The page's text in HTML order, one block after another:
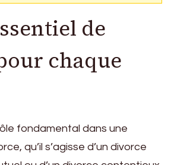
de
chaque
fondamental dans une
qu’il s’agisse d’un divorce